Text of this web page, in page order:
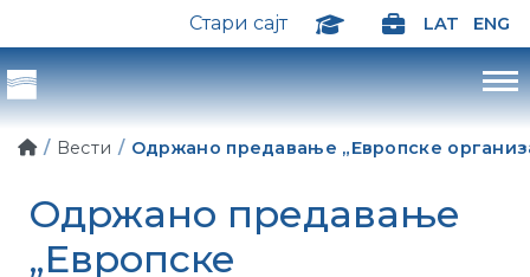
Стари сајт LAT ENG
Вести Одржано предавање „Европске
Одржано предавање
„Европске